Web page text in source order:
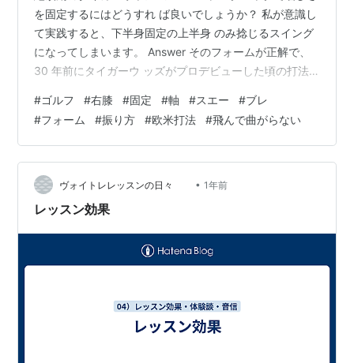
を固定するにはどうすれ ば良いでしょうか？ 私が意識し
て実践すると、下半身固定の上半身 のみ捻じるスイング
になってしまいます。 Answer そのフォームが正解で、
30 年前にタイガーウ ッズがプロデビューした頃の打法
た。 フレッドカプルスやデイビスラブなど、当時の 若手
選手達はこの時期から腰を止めた打法に切 り替えたので
す。 そしてそれ以来ジャックニクラウスの時代は終 わ
り、世界はみなこの腰と止めたワインディン グの技法で
打つようになっていました。 ところが日本は未だに中期
の打法を…
#ゴルフ #右膝 #固定 #軸 #スエー #ブレ
#フォーム #振り方 #欧米打法 #飛んで曲がらない
ヴォイトレレッスンの日々 • 1年前
レッスン効果